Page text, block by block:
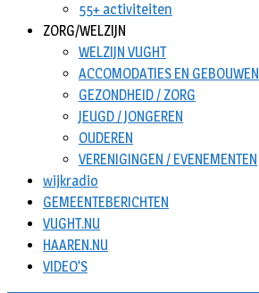
55+ activiteiten
ZORG/WELZIJN
WELZIJN VUGHT
ACCOMODATIES EN GEBOUWEN
GEZONDHEID / ZORG
JEUGD / JONGEREN
OUDEREN
VERENIGINGEN / EVENEMENTEN
wijkradio
GEMEENTEBERICHTEN
VUGHT.NU
HAAREN.NU
VIDEO’S